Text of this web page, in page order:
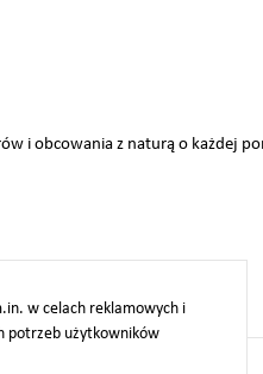
i obcowania z naturą o każdej
w celach reklamowych i
potrzeb użytkowników